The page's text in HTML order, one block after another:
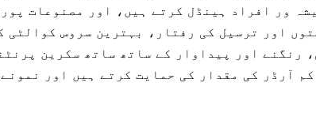
ور افراد ہینڈل کرتے ہیں، اور مصنوعات
اور ترسیل کی رفتار، بہترین سروس
رنگنے اور پیداوار کے ساتھ ساتھ سکرین
آرڈر کی مقدار کی حمایت کرتے ہیں اور